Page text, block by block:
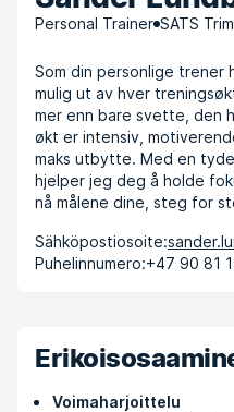
Personal Trainer SATS
Som din personlige trener
mulig ut av hver
mer enn bare svette, den
økt er intensiv,
maks utbytte. Med en
hjelper jeg deg å holde
nå målene dine, steg for
Sähköpostiosoite:
Puhelinnumero:+47 90 81
Voimaharjoittelu